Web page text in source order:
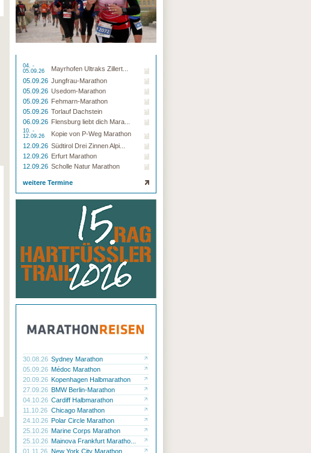
04. -
05.09.26
Mayrhofen Ultraks Zillert...
05.09.26 Jungfrau-Marathon
05.09.26 Usedom-Marathon
05.09.26 Fehmarn-Marathon
05.09.26 Torlauf Dachstein
06.09.26 Flensburg liebt dich Mara...
10. -
12.09.26
Kopie von P-Weg Marathon
12.09.26 Südtirol Drei Zinnen Alpi...
12.09.26 Erfurt Marathon
12.09.26 Scholle Natur Marathon
weitere Termine
30.08.26 Sydney Marathon
05.09.26 Médoc Marathon
20.09.26 Kopenhagen Halbmarathon
27.09.26 BMW Berlin-Marathon
04.10.26 Cardiff Halbmarathon
11.10.26 Chicago Marathon
24.10.26 Polar Circle Marathon
25.10.26 Marine Corps Marathon
25.10.26 Mainova Frankfurt Maratho...
01.11.26 New York City Marathon